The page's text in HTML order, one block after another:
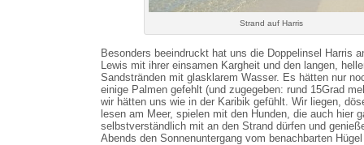
Strand auf Harris
Besonders beeindruckt hat uns die Doppelinsel Harris
Lewis mit ihrer einsamen Kargheit und den langen,
Sandstränden mit glasklarem Wasser. Es hätten nur
einige Palmen gefehlt (und zugegeben: rund 15Grad
wir hätten uns wie in der Karibik gefühlt. Wir liegen,
lesen am Meer, spielen mit den Hunden, die auch hier
selbstverständlich mit an den Strand dürfen und
Abends den Sonnenuntergang vom benachbarten